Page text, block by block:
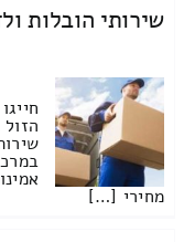
שירותי הובלות
מחירי […]